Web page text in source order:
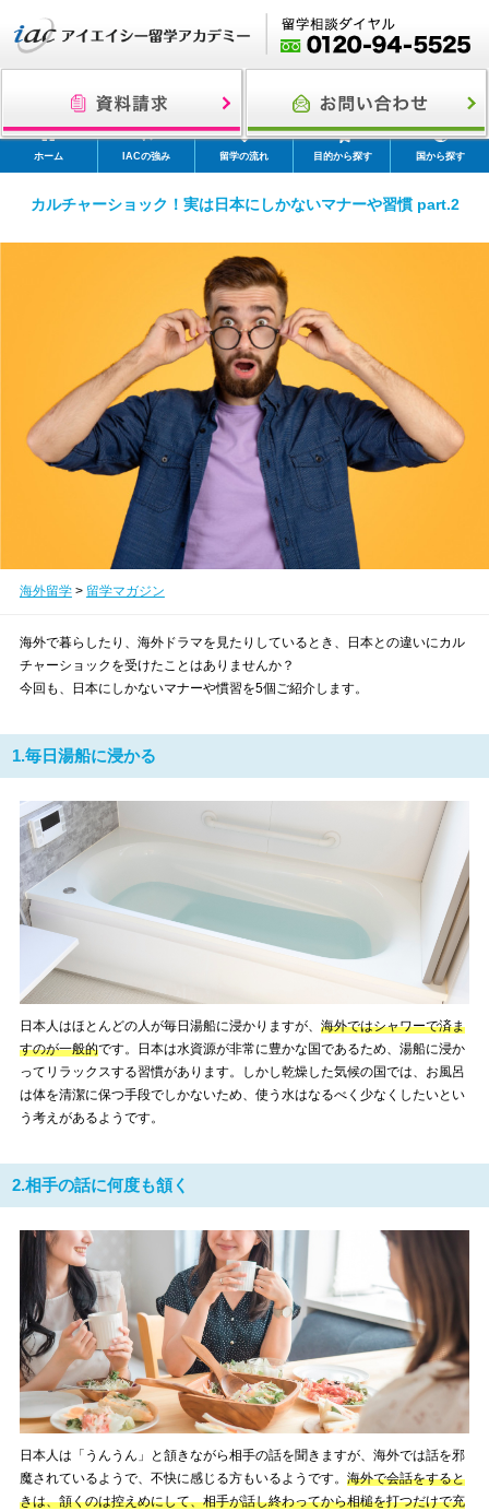
ホーム IACの強み 留学の流れ 目的から探す 国から探す
カルチャーショック！実は日本にしかないマナーや習慣 part.2
海外留学> 留学マガジン
海外で暮らしたり、海外ドラマを見たりしているとき、日本との違いにカル
チャーショックを受けたことはありませんか？
今回も、日本にしかないマナーや慣習を5個ご紹介します。
1.毎日湯船に浸かる
日本人はほとんどの人が毎日湯船に浸かりますが、 海外ではシャワーで済ま
すのが一般的です。日本は水資源が非常に豊かな国であるため、湯船に浸か
ってリラックスする習慣があります。しかし乾燥した気候の国では、お風呂
は体を清潔に保つ手段でしかないため、使う水はなるべく少なくしたいとい
う考えがあるようです。
2.相手の話に何度も頷く
日本人は「うんうん」と頷きながら相手の話を聞きますが、海外では話を邪
魔されているようで、不快に感じる方もいるようです。 海外で会話をすると
きは、頷くのは控えめにして、相手が話し終わってから相槌を打つだけで充